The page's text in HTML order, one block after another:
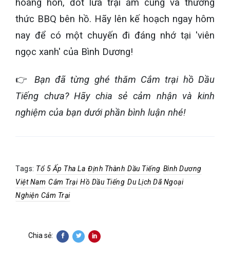
hoàng hôn, đốt lửa trại ấm cúng và thưởng
thức BBQ bên hồ. Hãy lên kế hoạch ngay hôm
nay để có một chuyến đi đáng nhớ tại 'viên
ngọc xanh' của Bình Dương!
👉 Bạn đã từng ghé thăm Cắm trại hồ Dầu
Tiếng chưa? Hãy chia sẻ cảm nhận và kinh
nghiệm của bạn dưới phần bình luận nhé!
Tags: Tổ 5 Ấp Tha La Định Thành Dầu Tiếng Bình Dương
Việt Nam Cắm Trại Hồ Dầu Tiếng Du Lịch Dã Ngoại
Nghiện Cắm Trại
Chia sẻ: